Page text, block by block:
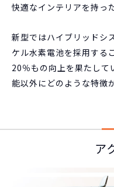
快適なインテリアを持っ
新型ではハイブリッドシ
ケル水素電池を採用する
20％もの向上を果たして
能以外にどのような特徴
ア